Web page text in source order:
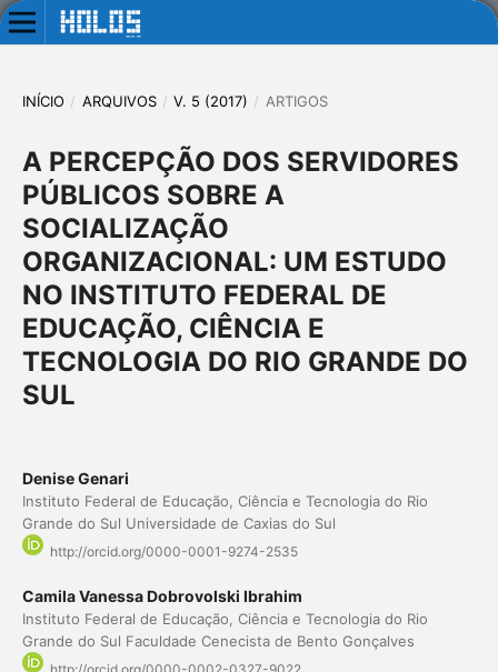
INÍCIO / ARQUIVOS / V. 5 (2017) / ARTIGOS
A PERCEPÇÃO DOS SERVIDORES
PÚBLICOS SOBRE A
SOCIALIZAÇÃO
ORGANIZACIONAL: UM ESTUDO
NO INSTITUTO FEDERAL DE
EDUCAÇÃO, CIÊNCIA E
TECNOLOGIA DO RIO GRANDE DO
SUL
Denise Genari
Instituto Federal de Educação, Ciência e Tecnologia do Rio
Grande do Sul Universidade de Caxias do Sul
http://orcid.org/0000-0001-9274-2535
Camila Vanessa Dobrovolski Ibrahim
Instituto Federal de Educação, Ciência e Tecnologia do Rio
Grande do Sul Faculdade Cenecista de Bento Gonçalves